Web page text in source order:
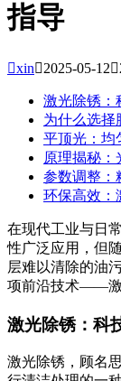
指导
xin2025-05-12
激光除锈：
为什么选择
平顶光：均
原理揭秘：
参数调整：
环保高效：
在现代工业与日
性广泛应用，但
层难以清除的油
项前沿技术——激
激光除锈：科
激光除锈，顾名